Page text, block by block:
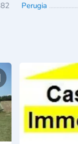
Perugia